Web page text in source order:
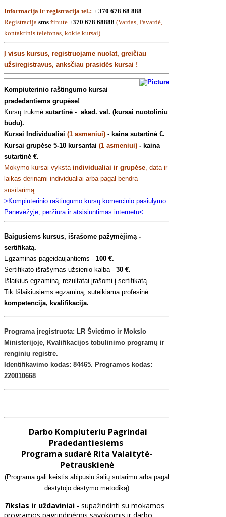
Informacija ir registracija tel.: + 370 678 68 888
Registracija sms žinute +370 678 68888 (Vardas, Pavardė,
kontaktinis telefonas, kokie kursai).
Į visus kursus, registruojame nuolat, greičiau
užsiregistravus, anksčiau prasidės kursai !
Kompiuterinio raštingumo kursai
pradedantiems grupėse!
Kursų trukmė sutartinė - akad. val. (kursai nuotoliniu
būdu).
Kursai Individualiai (1 asmeniui) - kaina sutartinė €.
Kursai grupėse 5-10 kursantai (1 asmeniui) - kaina
sutartinė €.
Mokymo kursai vyksta individualiai ir grupėse , data ir
laikas derinami individualiai arba pagal bendra
susitarimą.
>Kompiuterinio raštingumo kursų komercinio pasiūlymo
Panevėžyje, peržiūra ir atsisiuntimas internetu<
Baigusiems kursus, išrašome pažymėjimą -
sertifikatą.
Egzaminas pageidaujantiems - 100 €.
Sertifikato išrašymas užsienio kalba - 30 €.
Išlaikius egzaminą, rezultatai įrašomi į sertifikatą.
Tik Išlaikiusiems egzaminą, suteikiama profesinė
kompetencija, kvalifikacija.
Programa įregistruota: LR Švietimo ir Mokslo
Ministerijoje, Kvalifikacijos tobulinimo programų ir
renginių registre.
Identifikavimo kodas: 84465. Programos kodas:
220010668
Darbo Kompiuteriu Pagrindai
Pradedantiesiems
Programa sudarė Rita Valaitytė-
Petrauskienė
(Programa gali keistis abipusiu šalių sutarimu arba pagal
dėstytojo dėstymo metodiką)
Tikslas ir uždaviniai - supažindinti su mokamos
programos pagrindinėmis sąvokomis ir darbo